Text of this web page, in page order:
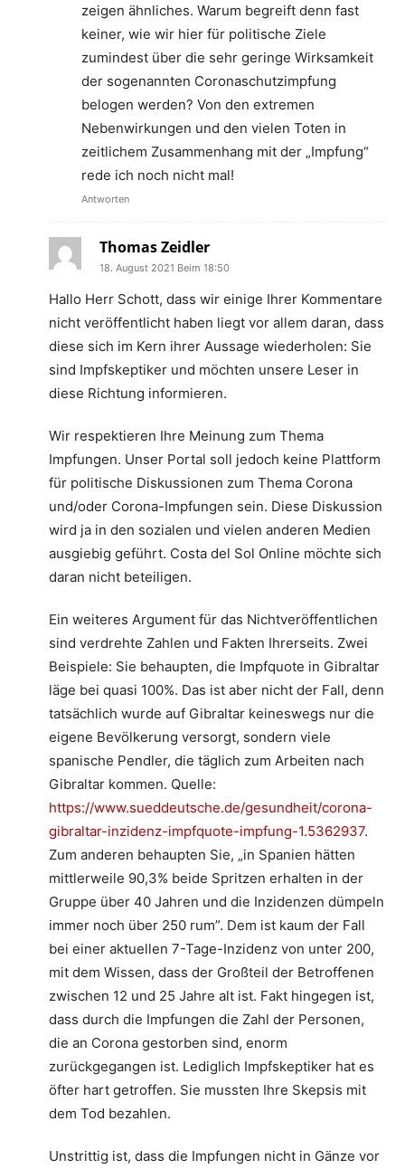
zeigen ähnliches. Warum begreift denn fast
keiner, wie wir hier für politische Ziele
zumindest über die sehr geringe Wirksamkeit
der sogenannten Coronaschutzimpfung
belogen werden? Von den extremen
Nebenwirkungen und den vielen Toten in
zeitlichem Zusammenhang mit der „Impfung“
rede ich noch nicht mal!
Antworten
Thomas Zeidler
18. August 2021 Beim 18:50
Hallo Herr Schott, dass wir einige Ihrer Kommentare
nicht veröffentlicht haben liegt vor allem daran, dass
diese sich im Kern ihrer Aussage wiederholen: Sie
sind Impfskeptiker und möchten unsere Leser in
diese Richtung informieren.
Wir respektieren Ihre Meinung zum Thema
Impfungen. Unser Portal soll jedoch keine Plattform
für politische Diskussionen zum Thema Corona
und/oder Corona-Impfungen sein. Diese Diskussion
wird ja in den sozialen und vielen anderen Medien
ausgiebig geführt. Costa del Sol Online möchte sich
daran nicht beteiligen.
Ein weiteres Argument für das Nichtveröffentlichen
sind verdrehte Zahlen und Fakten Ihrerseits. Zwei
Beispiele: Sie behaupten, die Impfquote in Gibraltar
läge bei quasi 100%. Das ist aber nicht der Fall, denn
tatsächlich wurde auf Gibraltar keineswegs nur die
eigene Bevölkerung versorgt, sondern viele
spanische Pendler, die täglich zum Arbeiten nach
Gibraltar kommen. Quelle:
https://www.sueddeutsche.de/gesundheit/corona-
gibraltar-inzidenz-impfquote-impfung-1.5362937.
Zum anderen behaupten Sie, „in Spanien hätten
mittlerweile 90,3% beide Spritzen erhalten in der
Gruppe über 40 Jahren und die Inzidenzen dümpeln
immer noch über 250 rum”. Dem ist kaum der Fall
bei einer aktuellen 7-Tage-Inzidenz von unter 200,
mit dem Wissen, dass der Großteil der Betroffenen
zwischen 12 und 25 Jahre alt ist. Fakt hingegen ist,
dass durch die Impfungen die Zahl der Personen,
die an Corona gestorben sind, enorm
zurückgegangen ist. Lediglich Impfskeptiker hat es
öfter hart getroffen. Sie mussten Ihre Skepsis mit
dem Tod bezahlen.
Unstrittig ist, dass die Impfungen nicht in Gänze vor